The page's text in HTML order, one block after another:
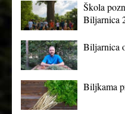
Škola
Biljarnica
Biljarnica
Biljkama